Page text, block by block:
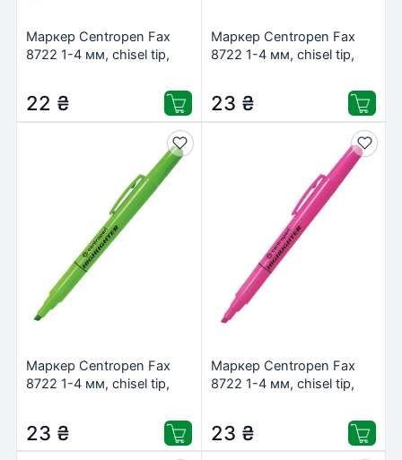
Маркер Centropen Fax
8722 1-4 мм, chisel tip,
22 ₴
Маркер Centropen Fax
8722 1-4 мм, chisel tip,
23 ₴
Маркер Centropen Fax
8722 1-4 мм, chisel tip,
23 ₴
Маркер Centropen Fax
8722 1-4 мм, chisel tip,
23 ₴